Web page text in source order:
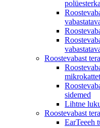
Roostevabast
sidemed
Lihtne
Roostevabast
EarTeeeh